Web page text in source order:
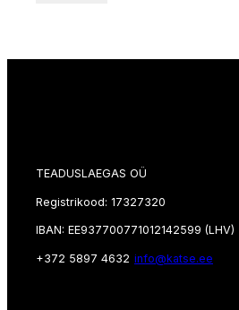
TEADUSLAEGAS OÜ
Registrikood: 17327320
IBAN: EE937700771012142599 (LHV)
+372 5897 4632 info@katse.ee